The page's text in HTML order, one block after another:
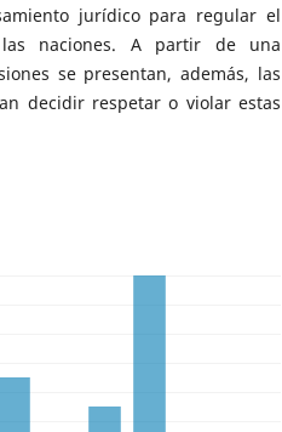
jurídico para regular el
naciones. A partir de una
se presentan, además, las
decidir respetar o violar estas